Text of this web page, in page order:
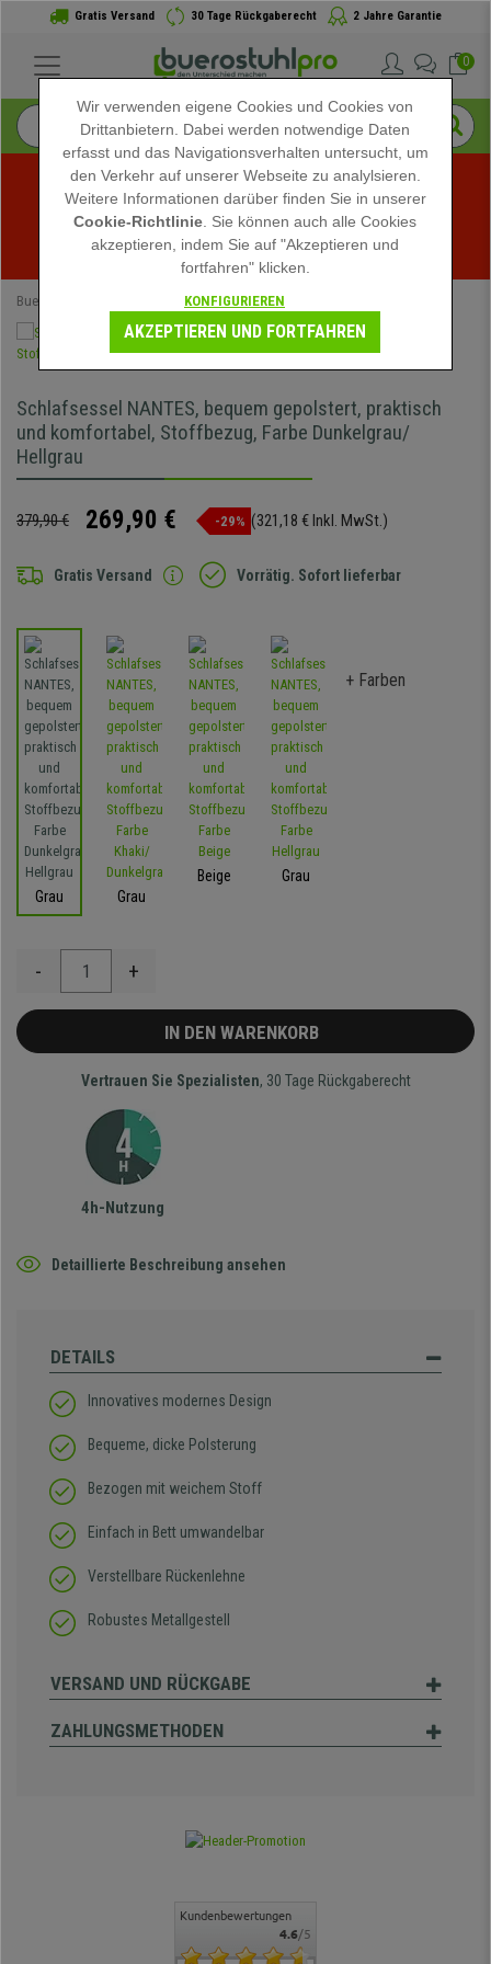
Gratis Versand 30 Tage Rückgaberecht 2 Jahre Garantie
0
Sommerschlussverkauf bei buerostuhlpro! Exklusive
Rabatte für kurze Zeit - Aktion ansehen -
Buerostuhlpro
Schlafsessel NANTES, bequem gepolstert, praktisch
und komfortabel, Stoffbezug, Farbe Dunkelgrau/
Hellgrau
379,90 € 269,90 € -29% (321,18 € Inkl. MwSt.)
Gratis Versand Vorrätig. Sofort lieferbar
Grau Grau
Beige Grau
+ Farben
- +
IN DEN WARENKORB
Vertrauen Sie Spezialisten, 30 Tage Rückgaberecht
4h-Nutzung
Detaillierte Beschreibung ansehen
DETAILS
Innovatives modernes Design
Bequeme, dicke Polsterung
Bezogen mit weichem Stoff
Einfach in Bett umwandelbar
Verstellbare Rückenlehne
Robustes Metallgestell
VERSAND UND RÜCKGABE
ZAHLUNGSMETHODEN
Kundenbewertungen
4.6/5
Wir verwenden eigene Cookies und Cookies von
Drittanbietern. Dabei werden notwendige Daten
erfasst und das Navigationsverhalten untersucht, um
den Verkehr auf unserer Webseite zu analylsieren.
Weitere Informationen darüber finden Sie in unserer
Cookie-Richtlinie . Sie können auch alle Cookies
akzeptieren, indem Sie auf "Akzeptieren und
fortfahren" klicken.
KONFIGURIEREN
AKZEPTIEREN UND FORTFAHREN